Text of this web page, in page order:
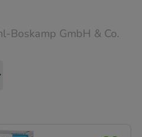
Boskamp GmbH & Co.